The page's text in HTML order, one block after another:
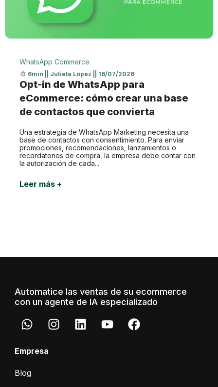
WhatsApp Commerce
6min Julieta Lopez 16/07/2026
Opt-in de WhatsApp para
eCommerce: cómo crear una base
de contactos que convierta
Una estrategia de WhatsApp Marketing necesita una
base de contactos con consentimiento. Para enviar
promociones, recomendaciones, lanzamientos o
recordatorios de compra, la empresa debe contar con
la autorización de cada...
Leer más +
Automatice las ventas de su ecommerce
con un agente de IA especializado
Empresa
Blog